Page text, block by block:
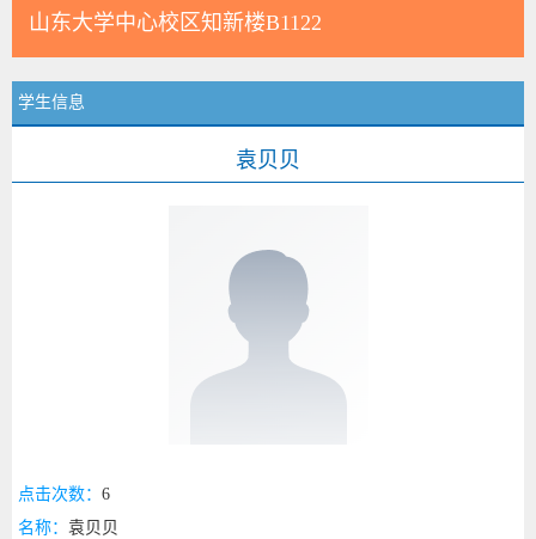
山东大学中心校区知新楼B1122
学生信息
袁贝贝
点击次数： 6
名称： 袁贝贝